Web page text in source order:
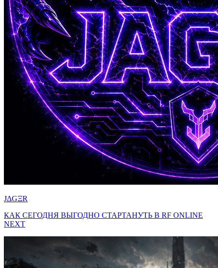
JΔGΞR
КАК СЕГОДНЯ ВЫГОДНО СТАРТАНУТЬ В RF ONLINE
NEXT